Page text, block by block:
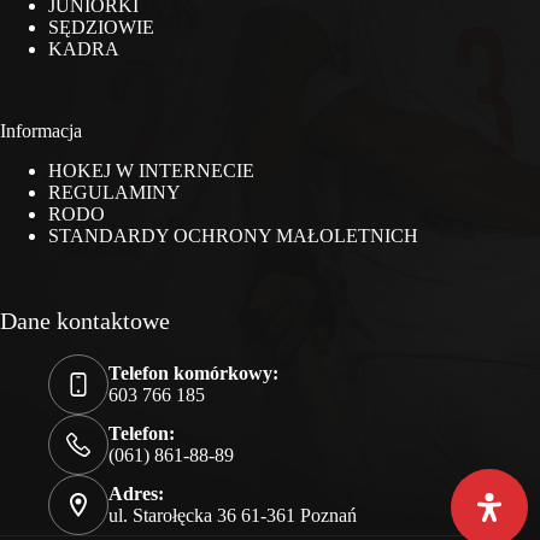
JUNIORKI
SĘDZIOWIE
KADRA
Informacja
HOKEJ W INTERNECIE
REGULAMINY
RODO
STANDARDY OCHRONY MAŁOLETNICH
Dane kontaktowe
Telefon komórkowy:
603 766 185
Telefon:
(061) 861-88-89
Adres:
ul. Starołęcka 36 61-361 Poznań